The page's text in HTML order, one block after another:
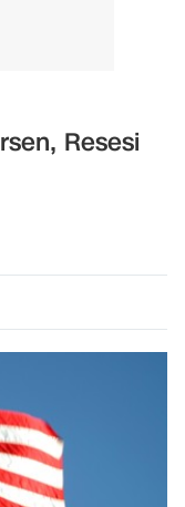
Resesi